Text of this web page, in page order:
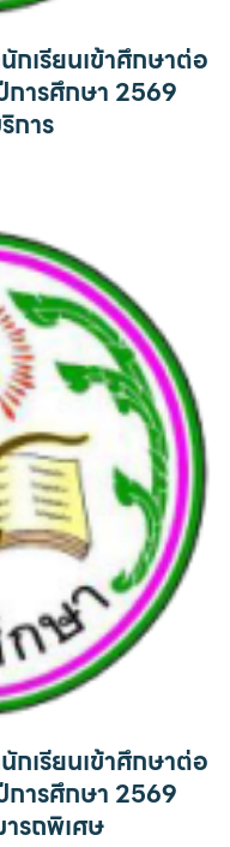
กเรียนเข้าศึกษาต่อ
การศึกษา 2569
การ
กเรียนเข้าศึกษาต่อ
การศึกษา 2569
รถพิเศษ